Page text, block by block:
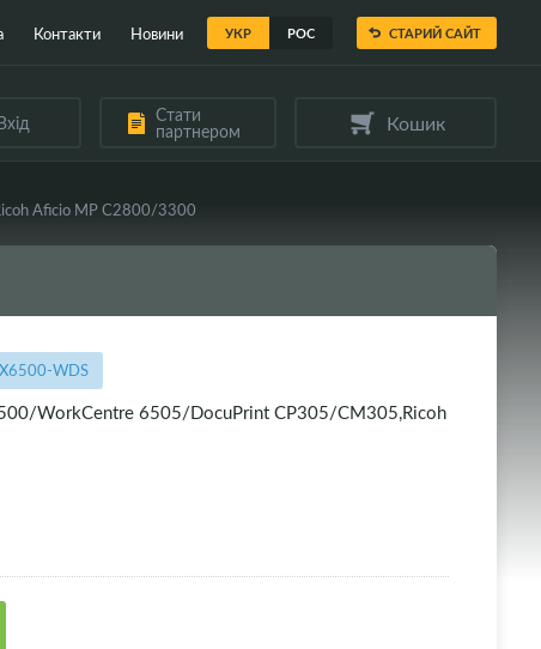
УКР РОС
Контакти Новини СТАРИЙ САЙТ
Стати
партнером Кошик
Aficio MP C2800/3300
WDS
WorkCentre 6505/DocuPrint CP305/CM305,Ricoh